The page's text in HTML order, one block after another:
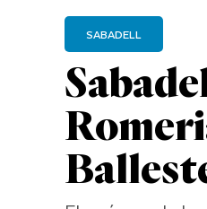
SABADELL